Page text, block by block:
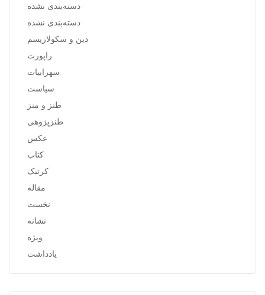
دسته‌بندی نشده
دسته‌بندی نشده
دین و سکولاریسم
راپورت
سهرابیات
سیاست
طنز و منز
طنزپژوهی
عکس
کتاب
کرتیک
مقاله
نخست
نشانه
ویژه
یادداشت